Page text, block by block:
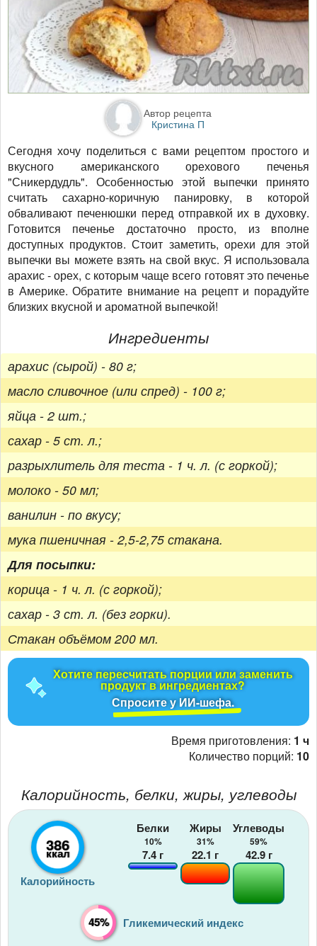
Автор рецепта
Кристина П
Сегодня хочу поделиться с вами рецептом простого и
вкусного американского орехового печенья
"Сникердудль". Особенностью этой выпечки принято
считать сахарно-коричную панировку, в которой
обваливают печенюшки перед отправкой их в духовку.
Готовится печенье достаточно просто, из вполне
доступных продуктов. Стоит заметить, орехи для этой
выпечки вы можете взять на свой вкус. Я использовала
арахис - орех, с которым чаще всего готовят это печенье
в Америке. Обратите внимание на рецепт и порадуйте
близких вкусной и ароматной выпечкой!
Ингредиенты
арахис (сырой) - 80 г;
масло сливочное (или спред) - 100 г;
яйца - 2 шт.;
сахар - 5 ст. л.;
разрыхлитель для теста - 1 ч. л. (с горкой);
молоко - 50 мл;
ванилин - по вкусу;
мука пшеничная - 2,5-2,75 стакана.
Для посыпки:
корица - 1 ч. л. (с горкой);
сахар - 3 ст. л. (без горки).
Стакан объёмом 200 мл.
Хотите пересчитать порции или заменить
продукт в ингредиентах?
Спросите у ИИ-шефа.
Время приготовления: 1 ч
Количество порций: 10
Калорийность, белки, жиры, углеводы
386
ккал
Калорийность
Белки
10%
7.4 г
Жиры
31%
22.1 г
Углеводы
59%
42.9г
45% Гликемический индекс